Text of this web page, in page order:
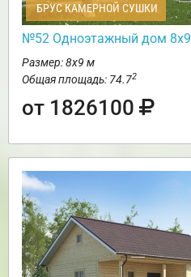
БРУС КАМЕРНОЙ СУШКИ
№52 Одноэтажный дом 8х9
Размер: 8х9 м
Общая площадь: 74.72
от 1826100